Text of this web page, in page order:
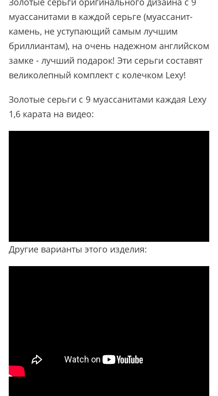
муассанитами в каждой серьге (муассанит-
камень, не уступающий самым лучшим
бриллиантам), на очень надежном английском
замке - лучший подарок! Эти серьги составят
великолепный комплект с колечком Lexy!
Золотые серьги с 9 муассанитами каждая Lexy
1,6 карата на видео:
Другие варианты этого изделия: